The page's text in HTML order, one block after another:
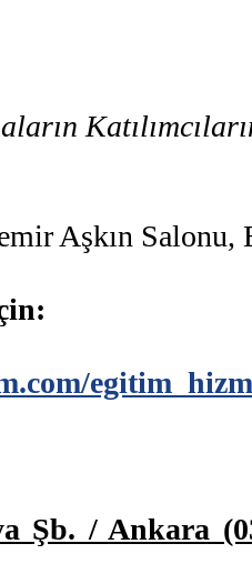
Aşkın
Şb. / Ankara